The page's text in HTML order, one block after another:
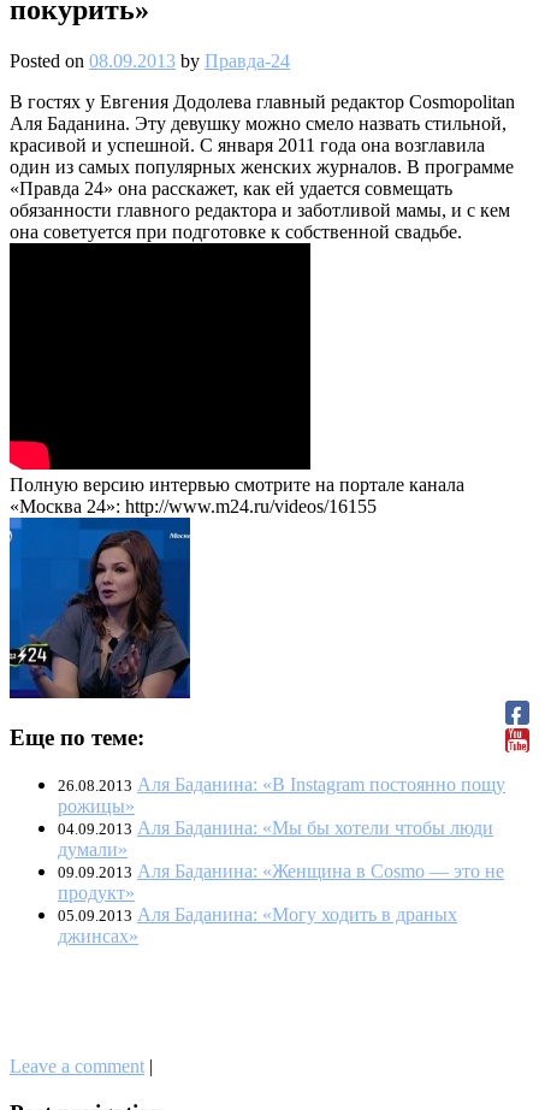
покурить»
Posted on 08.09.2013 by Правда-24
В гостях у Евгения Додолева главный редактор Cosmopolitan
Аля Баданина. Эту девушку можно смело назвать стильной,
красивой и успешной. С января 2011 года она возглавила
один из самых популярных женских журналов. В программе
«Правда 24» она расскажет, как ей удается совмещать
обязанности главного редактора и заботливой мамы, и с кем
она советуется при подготовке к собственной свадьбе.
Полную версию интервью смотрите на портале канала
«Москва 24»: http://www.m24.ru/videos/16155
Еще по теме:
26.08.2013 Аля Баданина: «В Instagram постоянно пощу
рожицы»
04.09.2013 Аля Баданина: «Мы бы хотели чтобы люди
думали»
09.09.2013 Аля Баданина: «Женщина в Cosmo — это не
продукт»
05.09.2013 Аля Баданина: «Могу ходить в драных
джинсах»
Leave a comment |